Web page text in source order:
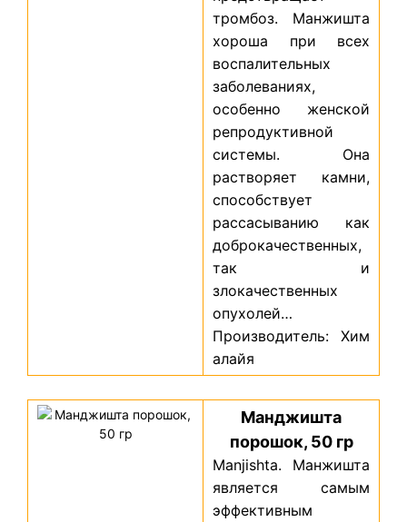
тромбоз. Манжишта
хороша при всех
воспалительных
заболеваниях,
особенно женской
репродуктивной
системы. Она
растворяет камни,
способствует
рассасыванию как
доброкачественных,
так и
злокачественных
опухолей…
Производитель: Хим
алайя
Манджишта
порошок, 50 гр
Manjishta. Манжишта
является самым
эффективным